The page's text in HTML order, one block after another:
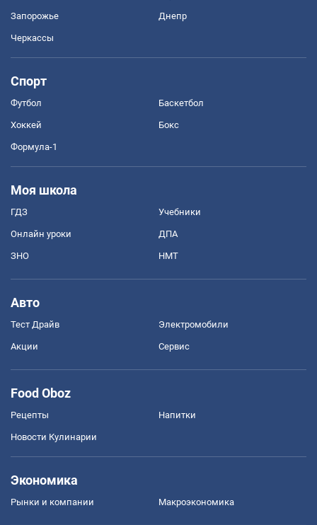
Запорожье Днепр
Черкассы
Спорт
Футбол Баскетбол
Хоккей Бокс
Формула-1
Моя школа
ГДЗ Учебники
Онлайн уроки ДПА
ЗНО НМТ
Авто
Тест Драйв Электромобили
Акции Сервис
Food Oboz
Рецепты Напитки
Новости Кулинарии
Экономика
Рынки и компании Mакроэкономика